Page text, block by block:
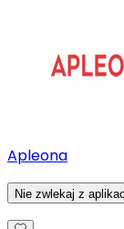
Apleona
Nie zwlekaj z